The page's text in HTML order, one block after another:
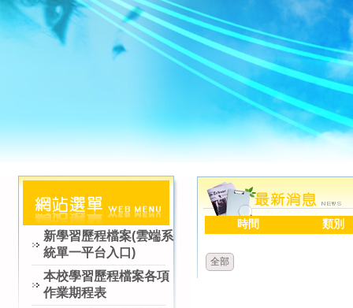
新學習歷程檔案(雲端系
統單一平台入口)
本校學習歷程檔案各項
作業期程表
時間 類別
全部